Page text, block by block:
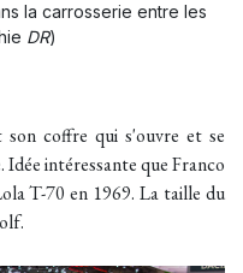
la carrosserie entre les
DR)
coffre qui s'ouvre et se
intéressante que Franco
T-70en 1969. La taille du